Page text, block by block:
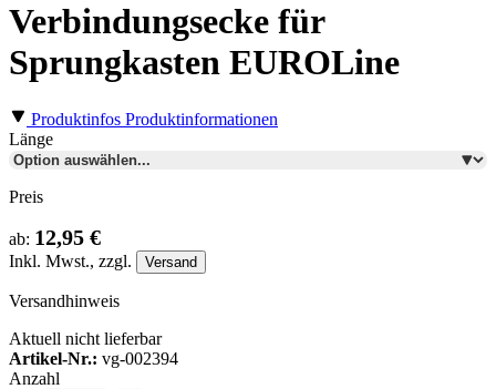
Verbindungsecke für
Sprungkasten EUROLine
Produktinfos Produktinformationen
Länge
Preis
ab: 12,95 €
Inkl. Mwst., zzgl. Versand
Versandhinweis
Aktuell nicht lieferbar
Artikel-Nr.: vg-002394
Anzahl